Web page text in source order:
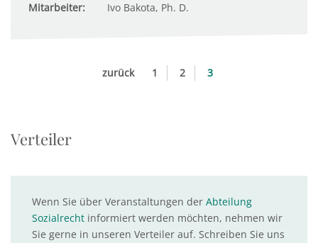
Mitarbeiter: Ivo Bakota, Ph. D.
zurück 1 2 3
Verteiler
Wenn Sie über Veranstaltungen der Abteilung
Sozialrecht informiert werden möchten, nehmen wir
Sie gerne in unseren Verteiler auf. Schreiben Sie uns